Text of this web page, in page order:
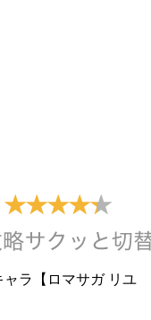
ャラ【ロマサガ リユ